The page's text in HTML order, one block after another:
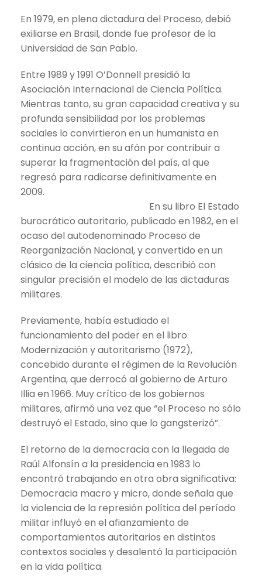
En 1979, en plena dictadura del Proceso, debió
exiliarse en Brasil, donde fue profesor de la
Universidad de San Pablo.
Entre 1989 y 1991 O’Donnell presidió la
Asociación Internacional de Ciencia Política.
Mientras tanto, su gran capacidad creativa y su
profunda sensibilidad por los problemas
sociales lo convirtieron en un humanista en
continua acción, en su afán por contribuir a
superar la fragmentación del país, al que
regresó para radicarse definitivamente en
2009.
En su libro El Estado
burocrático autoritario, publicado en 1982, en el
ocaso del autodenominado Proceso de
Reorganización Nacional, y convertido en un
clásico de la ciencia política, describió con
singular precisión el modelo de las dictaduras
militares.
Previamente, había estudiado el
funcionamiento del poder en el libro
Modernización y autoritarismo (1972),
concebido durante el régimen de la Revolución
Argentina, que derrocó al gobierno de Arturo
Illia en 1966. Muy crítico de los gobiernos
militares, afirmó una vez que “el Proceso no sólo
destruyó el Estado, sino que lo gangsterizó”.
El retorno de la democracia con la llegada de
Raúl Alfonsín a la presidencia en 1983 lo
encontró trabajando en otra obra significativa:
Democracia macro y micro, donde señala que
la violencia de la represión política del período
militar influyó en el afianzamiento de
comportamientos autoritarios en distintos
contextos sociales y desalentó la participación
en la vida política.